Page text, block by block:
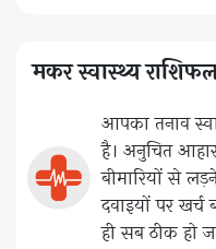
मकर स्वास्थ्य
आपका तनाव
है। अनुचित
बीमारियों से
दवाइयों पर
ही सब ठीक हो